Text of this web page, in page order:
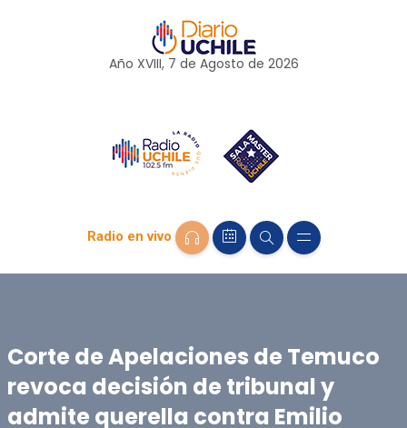
Año XVIII, 7 de Agosto de 2026
Radio en vivo
Corte de Apelaciones de Temuco
revoca decisión de tribunal y
admite querella contra Emilio